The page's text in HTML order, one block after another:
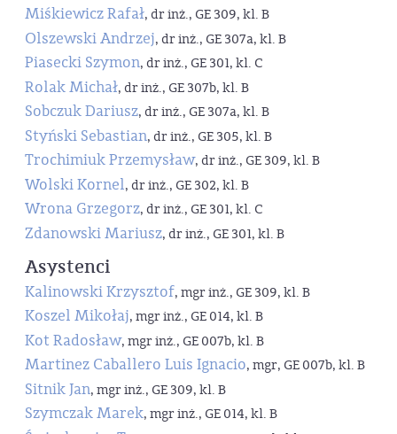
Miśkiewicz Rafał, dr inż., GE 309, kl. B
Olszewski Andrzej, dr inż., GE 307a, kl. B
Piasecki Szymon, dr inż., GE 301, kl. C
Rolak Michał, dr inż., GE 307b, kl. B
Sobczuk Dariusz, dr inż., GE 307a, kl. B
Styński Sebastian, dr inż., GE 305, kl. B
Trochimiuk Przemysław, dr inż., GE 309, kl. B
Wolski Kornel, dr inż., GE 302, kl. B
Wrona Grzegorz, dr inż., GE 301, kl. C
Zdanowski Mariusz, dr inż., GE 301, kl. B
Asystenci
Kalinowski Krzysztof, mgr inż., GE 309, kl. B
Koszel Mikołaj, mgr inż., GE 014, kl. B
Kot Radosław, mgr inż., GE 007b, kl. B
Martinez Caballero Luis Ignacio, mgr, GE 007b, kl. B
Sitnik Jan, mgr inż., GE 309, kl. B
Szymczak Marek, mgr inż., GE 014, kl. B